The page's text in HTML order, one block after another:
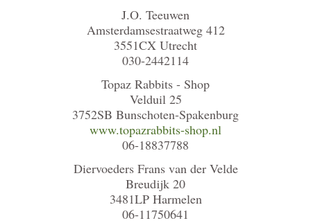
J.O. Teeuwen
Amsterdamsestraatweg 412
3551CX Utrecht
030-2442114
Topaz Rabbits - Shop
Velduil 25
3752SB Bunschoten-Spakenburg
www.topazrabbits-shop.nl
06-18837788
Diervoeders Frans van der Velde
Breudijk 20
3481LP Harmelen
06-11750641